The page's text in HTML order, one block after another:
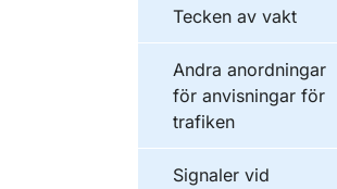
Tecken av vakt
Andra anordningar
för anvisningar för
trafiken
Signaler vid